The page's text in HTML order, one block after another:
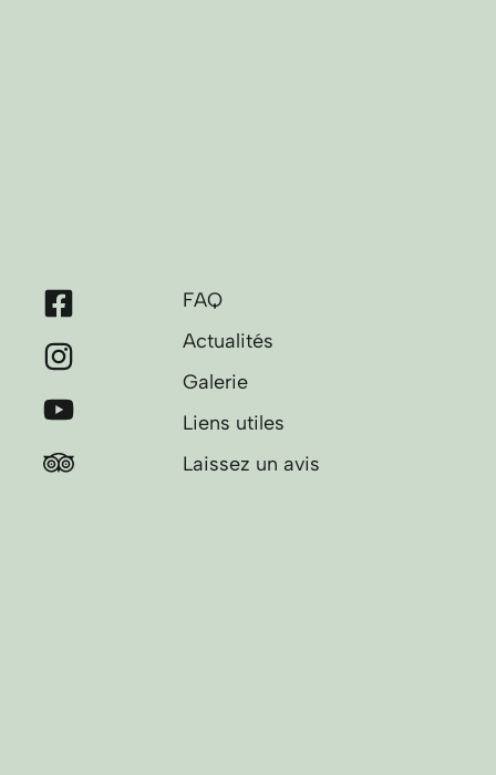
FAQ
Actualités
Galerie
Liens utiles
Laissez un avis